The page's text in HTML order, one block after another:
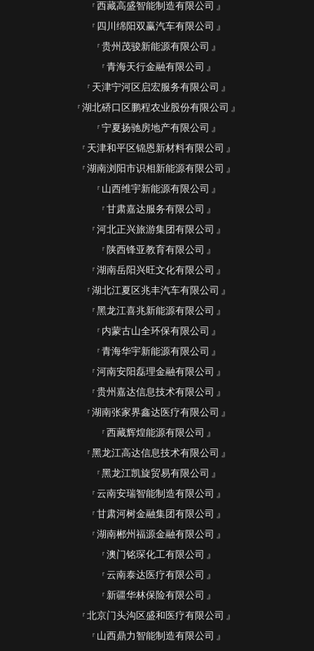
西藏高盛智能制造有限公司
四川绵阳双赢汽车有限公司
贵州茂骏新能源有限公司
青海天行金融有限公司
天津宁河区启宏服务有限公司
湖北硚口区鹏程农业股份有限公司
宁夏扬驰房地产有限公司
天津和平区锦恩新材料有限公司
湖南浏阳市识相新能源有限公司
山西维宇新能源有限公司
甘肃嘉达服务有限公司
河北正兴旅游集团有限公司
陕西锋亚教育有限公司
湖南岳阳兴旺文化有限公司
湖北江夏区兆丰汽车有限公司
黑龙江喜兆新能源有限公司
内蒙古山全环保有限公司
青海华宇新能源有限公司
河南安阳磊理金融有限公司
贵州嘉达信息技术有限公司
湖南张家界鑫达医疗有限公司
西藏辉煌能源有限公司
黑龙江高达信息技术有限公司
黑龙江凯旋贸易有限公司
云南安瑞智能制造有限公司
甘肃河树金融集团有限公司
湖南郴州福源金融有限公司
澳门铭琛化工有限公司
云南泰达医疗有限公司
新疆华林保险有限公司
北京门头沟区盛和医疗有限公司
山西鼎力智能制造有限公司